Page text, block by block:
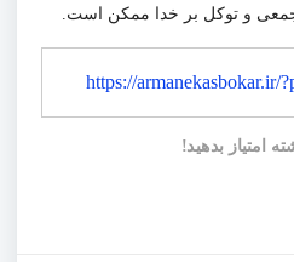
جمعی و توکل بر خدا ممکن است.
https://armanekasbokar.ir/
امتیاز بدهید!